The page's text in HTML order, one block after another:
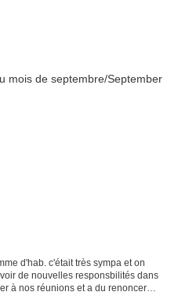
d'hab. c'était très sympa et on
de nouvelles responsbilités dans
à nos réunions et a du renoncer